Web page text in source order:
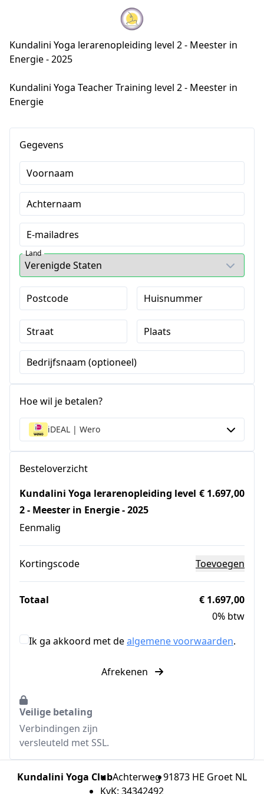
Kundalini Yoga lerarenopleiding level 2 - Meester in
Energie - 2025
Kundalini Yoga Teacher Training level 2 - Meester in
Energie
Gegevens
Voornaam
Achternaam
E-mailadres
Land
Postcode Huisnummer
Straat Plaats
Bedrijfsnaam (optioneel)
Hoe wil je betalen?
iDEAL | Wero
Besteloverzicht
Kundalini Yoga lerarenopleiding level
2 - Meester in Energie - 2025
Eenmalig
€ 1.697,00
Kortingscode Toevoegen
Totaal
€ 1.697,00
0% btw
Ik ga akkoord met dealgemene voorwaarden.
Afrekenen
Veilige betaling
Verbindingen zijn
versleuteld met SSL.
Kundalini Yoga ClubAchterweg 91873 HE Groet NL
KvK: 34342492